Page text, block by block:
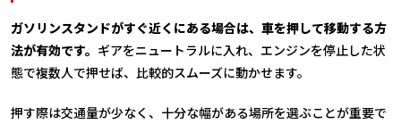
ガソリンスタンドがすぐ近くにある場合は、車を押して移動する方
法が有効です。 ギアをニュートラルに入れ、エンジンを停止した状
態で複数人で押せば、比較的スムーズに動かせます。
押す際は交通量が少なく、十分な幅がある場所を選ぶことが重要で